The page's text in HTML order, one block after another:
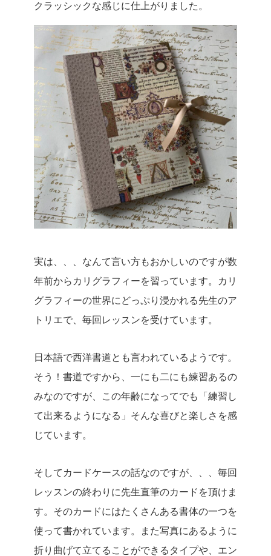
クラッシックな感じに仕上がりました。
実は、、、なんて言い方もおかしいのですが数
年前からカリグラフィーを習っています。
カリ
グラフィーの世界にどっぷり浸かれる先生のア
トリエで、毎回レッスンを受けています。
日本語で西洋書道とも言われているようです。
そう！書道ですから、一にも二にも練習あるの
みなのですが、
この年齢になってでも「練習し
て出来るようになる」そんな喜びと楽しさを感
じています。
そしてカードケースの話なのですが、、、 毎回
レッスンの終わりに先生直筆のカードを頂けま
す。 そのカードにはたくさんある書体の一つを
使って書かれています。また写真にあるように
折り曲げて立てることができるタイプや、エン